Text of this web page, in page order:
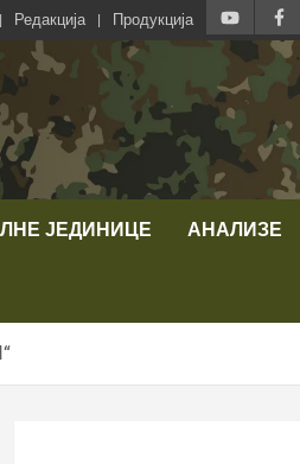
Редакција Продукција
ЈЕДИНИЦЕ АНАЛИЗЕ